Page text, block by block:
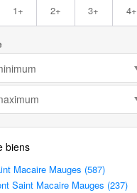
1+ 2+ 3+ 4+
biens
Macaire Mauges (587)
Saint Macaire Mauges (237)